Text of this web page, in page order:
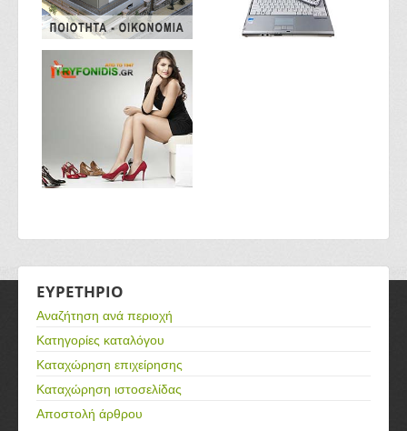
ΕΥΡΕΤΗΡΙΟ
Αναζήτηση ανά περιοχή
Κατηγορίες καταλόγου
Καταχώρηση επιχείρησης
Καταχώρηση ιστοσελίδας
Αποστολή άρθρου